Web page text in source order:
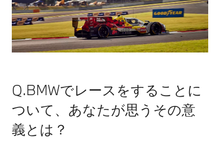
Q.BMWでレースをすることに
ついて、あなたが思うその意
義とは？